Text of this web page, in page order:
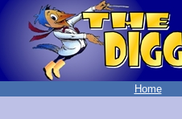
Home